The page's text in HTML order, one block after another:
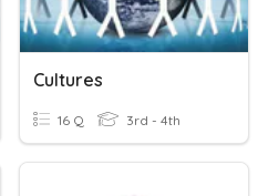
Cultures
16 Q 3rd - 4th